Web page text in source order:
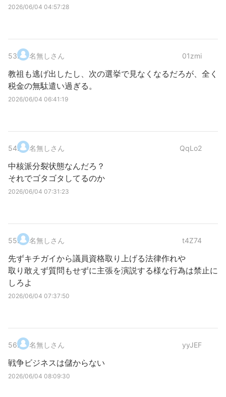
2026/06/04 04:57:28
53. 名無しさん 01zmi
教祖も逃げ出したし、次の選挙で見なくなるだろが、全く
税金の無駄遣い過ぎる。
2026/06/04 06:41:19
54. 名無しさん QqLo2
中核派分裂状態なんだろ？
それでゴタゴタしてるのか
2026/06/04 07:31:23
55. 名無しさん t4Z74
先ずキチガイから議員資格取り上げる法律作れや
取り敢えず質問もせずに主張を演説する様な行為は禁止に
しろよ
2026/06/04 07:37:50
56. 名無しさん yyJEF
戦争ビジネスは儲からない
2026/06/04 08:09:30